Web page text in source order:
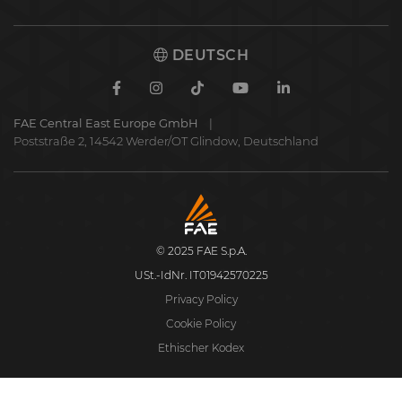
DEUTSCH
FacebookInstagram
TikTokYoutubeLinkedin
FAE Central East Europe GmbH
Poststraße 2, 14542 Werder/OT Glindow, Deutschland
FAE
S.p.A.
© 2025 FAE S.p.A.
USt.-IdNr. IT01942570225
Privacy Policy
Cookie Policy
Ethischer Kodex